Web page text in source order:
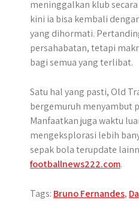
meninggalkan klub
kini ia bisa kembali
yang dihormati.
persahabatan, tetapi
bagi semua yang terlibat.
Satu hal yang pasti, Old
bergemuruh menyambut
Manfaatkan juga waktu
mengeksplorasi lebih
sepak bola terupdate
footballnews222.com.
Tags: Bruno Fernandes,